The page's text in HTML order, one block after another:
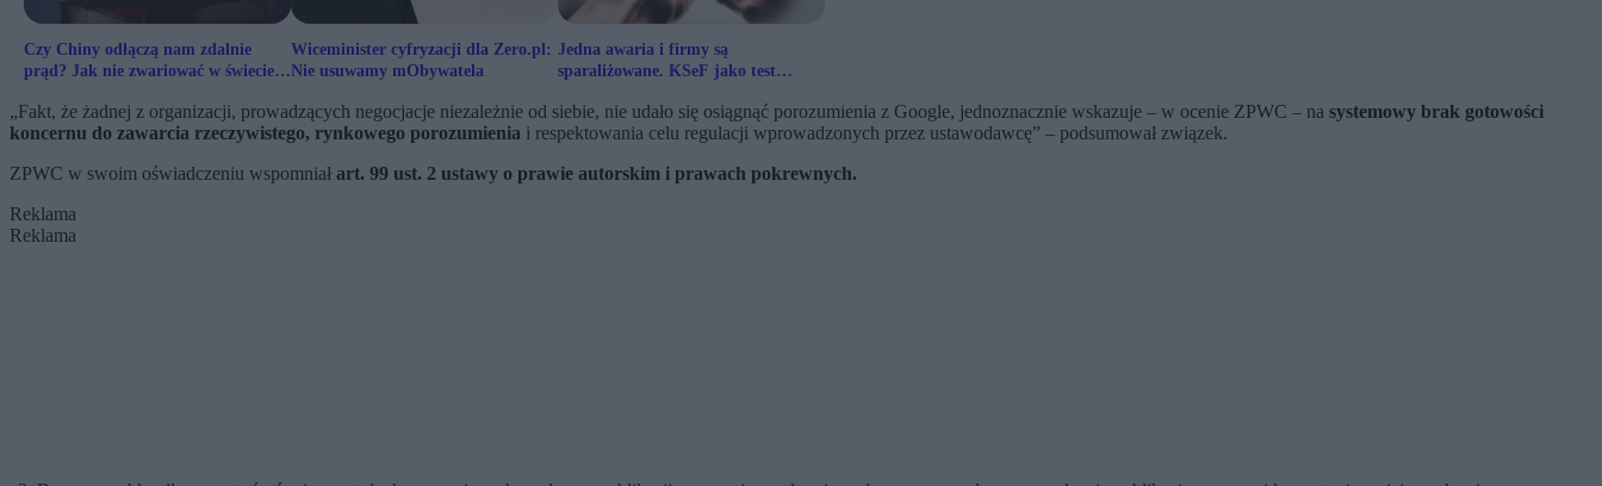
Czy Chiny odłączą nam zdalnie
prąd? Jak nie zwariować w świecie
Wiceminister cyfryzacji dla Zero.pl:
Nie usuwamy mObywatela
Jedna awaria i firmy są
sparaliżowane. KSeF jako test
„Fakt, że żadnej z organizacji, prowadzących negocjacje niezależnie od siebie, nie udało się osiągnąć porozumienia z Google, jednoznacznie wskazuje – w ocenie ZPWC – na systemowy brak gotowości
koncernu do zawarcia rzeczywistego, rynkowego porozumienia i respektowania celu regulacji wprowadzonych przez ustawodawcę” – podsumował związek.
ZPWC w swoim oświadczeniu wspomniał art. 99 ust. 2 ustawy o prawie autorskim i prawach pokrewnych.
Reklama
Reklama